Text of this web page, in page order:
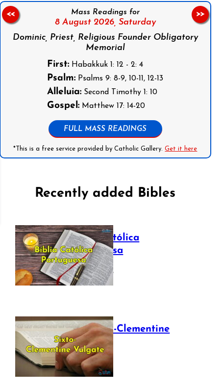
Mass Readings for
8 August 2026, Saturday
Dominic, Priest, Religious Founder Obligatory
Memorial
First: Habakkuk 1: 12 - 2: 4
Psalm: Psalms 9: 8-9, 10-11, 12-13
Alleluia: Second Timothy 1: 10
Gospel: Matthew 17: 14-20
FULL MASS READINGS
*This is a free service provided by Catholic Gallery.Get it here
<< >>
Recently added Bibles
Bíblia Católica
Portuguesa
July 16, 2025
The Sixto-Clementine
Vulgate
July 12, 2025